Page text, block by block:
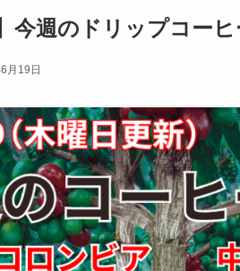
今週のドリップコーヒ
月19日